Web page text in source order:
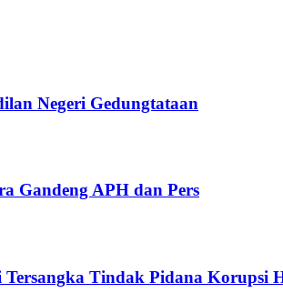
Negeri Gedungtataan
Gandeng APH dan Pers
Tersangka Tindak Pidana Korupsi